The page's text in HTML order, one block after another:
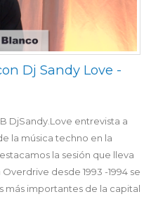
Dj Sandy Love -
DjSandy.Love entrevista a
la música techno en la
la sesión que lleva
desde 1993 -1994 se
más importantes de la capital